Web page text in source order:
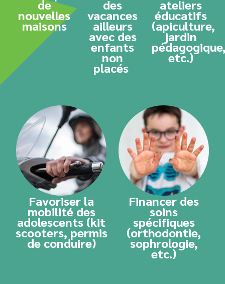
de
nouvelles
maisons
des
vacances
ailleurs
avec des
enfants
non
placés
ateliers
éducatifs
(apiculture,
jardin
etc.)
Favoriser la
mobilité des
adolescents (kit
scooters, permis
de conduire)
Financer des
soins
spécifiques
(orthodontie,
sophrologie,
etc.)